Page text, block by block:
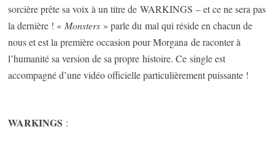
sorcière prête sa voix à un titre de WARKINGS – et ce ne sera pas
la dernière ! «Monsters » parle du mal qui réside en chacun de
nous et est la première occasion pour Morgana de raconter à
l’humanité sa version de sa propre histoire. Ce single est
accompagné d’une vidéo officielle particulièrement puissante !
WARKINGS :